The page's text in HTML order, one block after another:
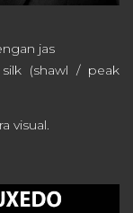
jas
(shawl / peak
visual.